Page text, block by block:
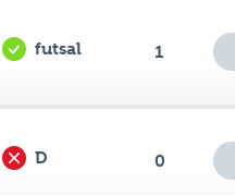
futsal 1
D 0